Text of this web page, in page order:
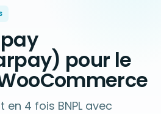
pour le
en 4 fois BNPL avec